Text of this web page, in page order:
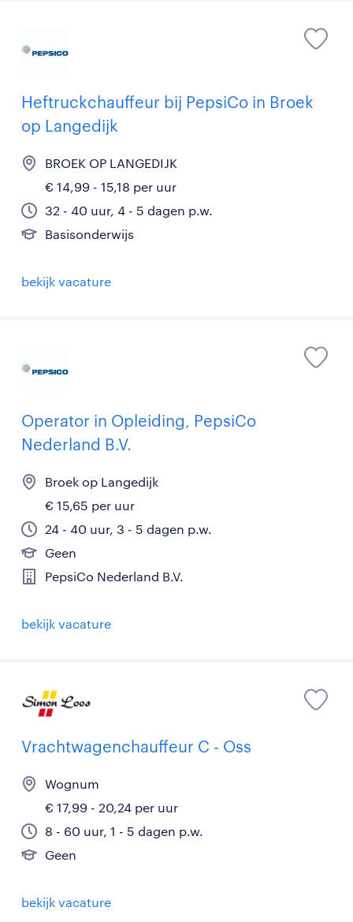
Heftruckchauffeur bij PepsiCo in Broek
op Langedijk
BROEK OP LANGEDIJK
€ 14,99 - 15,18 per uur
32 - 40 uur, 4 - 5 dagen p.w.
Basisonderwijs
bekijk vacature
Operator in Opleiding, PepsiCo
Nederland B.V.
Broek op Langedijk
€ 15,65 per uur
24 - 40 uur, 3 - 5 dagen p.w.
Geen
PepsiCo Nederland B.V.
bekijk vacature
Vrachtwagenchauffeur C - Oss
Wognum
€ 17,99 - 20,24 per uur
8 - 60 uur, 1 - 5 dagen p.w.
Geen
bekijk vacature